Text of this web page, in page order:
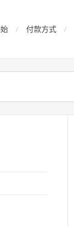
付款方式